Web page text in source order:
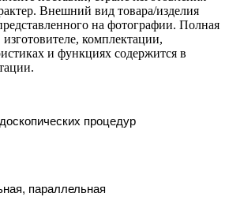
Внешний вид товара/изделия
на фотографии. Полная
комплектации,
и функциях содержится в
процедур
параллельная